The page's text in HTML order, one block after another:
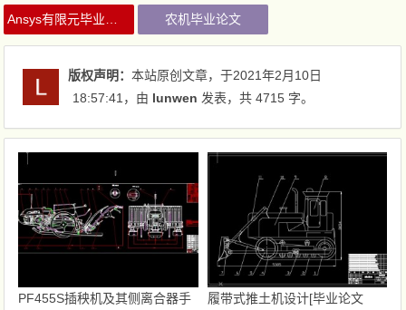
农机毕业论文
版权声明：本站原创文章，于2021年2月10日
18:57:41 ，由 lunwen 发表，共 4715 字。
PF455S插秧机及其侧离合器手
履带式推土机设计[毕业论文